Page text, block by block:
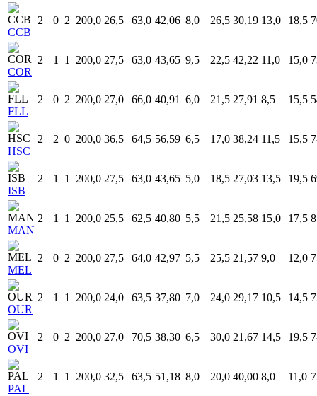
CCB
2 0 2 200,0 26,5 63,0 42,06 8,0 26,5 30,19 13,0 18,5
COR
2 1 1 200,0 27,5 63,0 43,65 9,5 22,5 42,22 11,0 15,0
FLL
2 0 2 200,0 27,0 66,0 40,91 6,0 21,5 27,91 8,5 15,5
HSC
2 2 0 200,0 36,5 64,5 56,59 6,5 17,0 38,24 11,5 15,5
ISB
2 1 1 200,0 27,5 63,0 43,65 5,0 18,5 27,03 13,5 19,5
MAN
2 1 1 200,0 25,5 62,5 40,80 5,5 21,5 25,58 15,0 17,5
MEL
2 0 2 200,0 27,5 64,0 42,97 5,5 25,5 21,57 9,0 12,0
OUR
2 1 1 200,0 24,0 63,5 37,80 7,0 24,0 29,17 10,5 14,5
OVI
2 0 2 200,0 27,0 70,5 38,30 6,5 30,0 21,67 14,5 19,5
PAL
2 1 1 200,0 32,5 63,5 51,18 8,0 20,0 40,00 8,0 11,0